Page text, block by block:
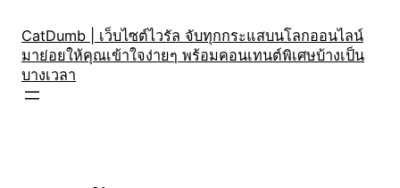
content
CatDumb | เว็บไซต์ไวรัล จับทุกกระแสบนโลกออนไลน์
มาย่อยให้คุณเข้าใจง่ายๆ พร้อมคอนเทนต์พิเศษบ้างเป็น
บางเวลา